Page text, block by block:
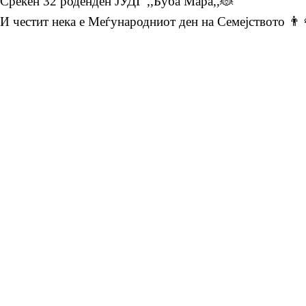
И честит нека е Меѓународниот ден на Семејството